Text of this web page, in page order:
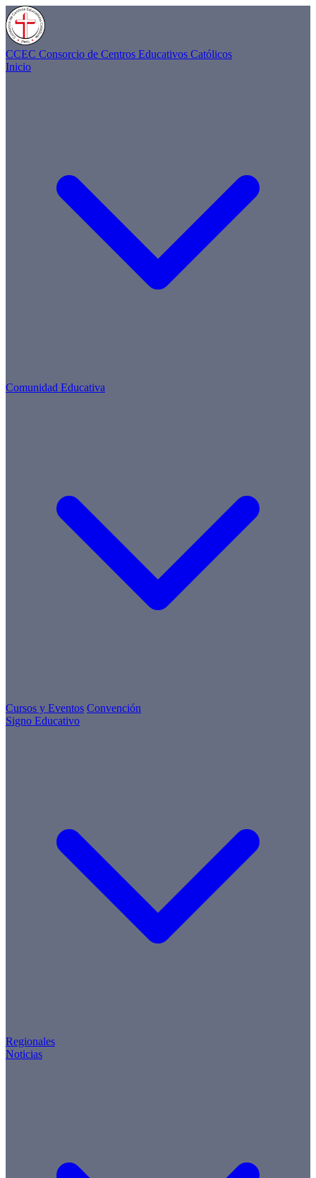
CCEC Consorcio de Centros Educativos Católicos
Inicio
Comunidad Educativa
Cursos y Eventos Convención
Signo Educativo
Regionales
Noticias